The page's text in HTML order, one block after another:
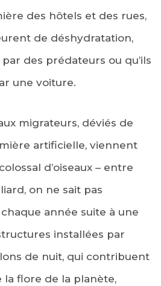
des hôtels et des rues,
de déshydratation,
des prédateurs ou qu’ils
une voiture.
migrateurs, déviés de
artificielle, viennent
d’oiseaux – entre
on ne sait pas
année suite à une
installées par
de nuit, qui contribuent
la flore de la planète,